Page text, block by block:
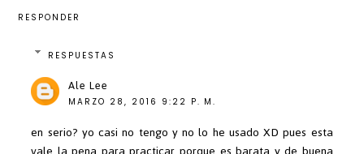
RESPONDER
RESPUESTAS
Ale Lee
MARZO 28, 2016 9:22 P. M.
en serio? yo casi no tengo y no lo he usado XD pues esta